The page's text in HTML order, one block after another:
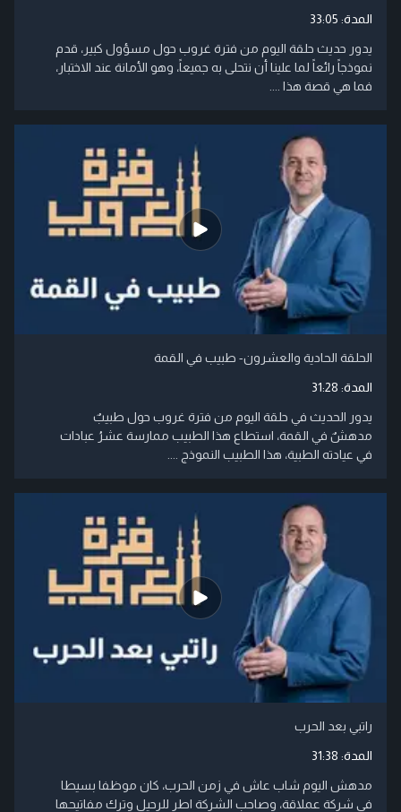
المدة: 33:05
يدور حديث حلقة اليوم من فترة غروب حول مسؤول كبير، قدم
نموذجاً رائعاً لما علينا أن نتحلى به جميعاً، وهو الأمانة عند الاختبار،
فما هي قصة هذا ....
الحلقة الحادية والعشرون- طبيب في القمة
المدة: 31:28
يدور الحديث في حلقة اليوم من فترة غروب حول طبيبٌ
مدهشٌ في القمة، استطاع هذا الطبيب ممارسة عشرُ عبادات
في عيادته الطبية، هذا الطبيب النموذج ....
راتبي بعد الحرب
المدة: 31:38
مدهش اليوم شاب عاش في زمن الحرب، كان موظفا بسيطا
في شركة عملاقة، وصاحب الشركة اطر للرحيل وترك مفاتيحها